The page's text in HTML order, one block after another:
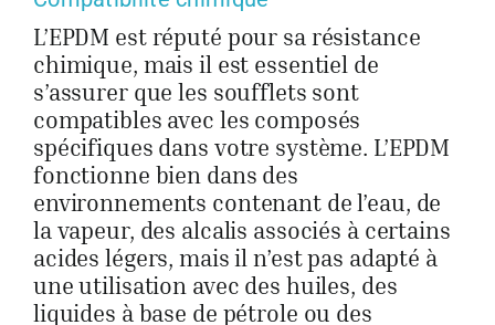
L’EPDM est réputé pour sa résistance
chimique, mais il est essentiel de
s’assurer que les soufflets sont
compatibles avec les composés
spécifiques dans votre système. L’EPDM
fonctionne bien dans des
environnements contenant de l’eau, de
la vapeur, des alcalis associés à certains
acides légers, mais il n’est pas adapté à
une utilisation avec des huiles, des
liquides à base de pétrole ou des